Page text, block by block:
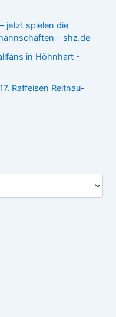
jetzt spielen die
- shz.de
in Höhnhart -
Raffeisen Reitnau-